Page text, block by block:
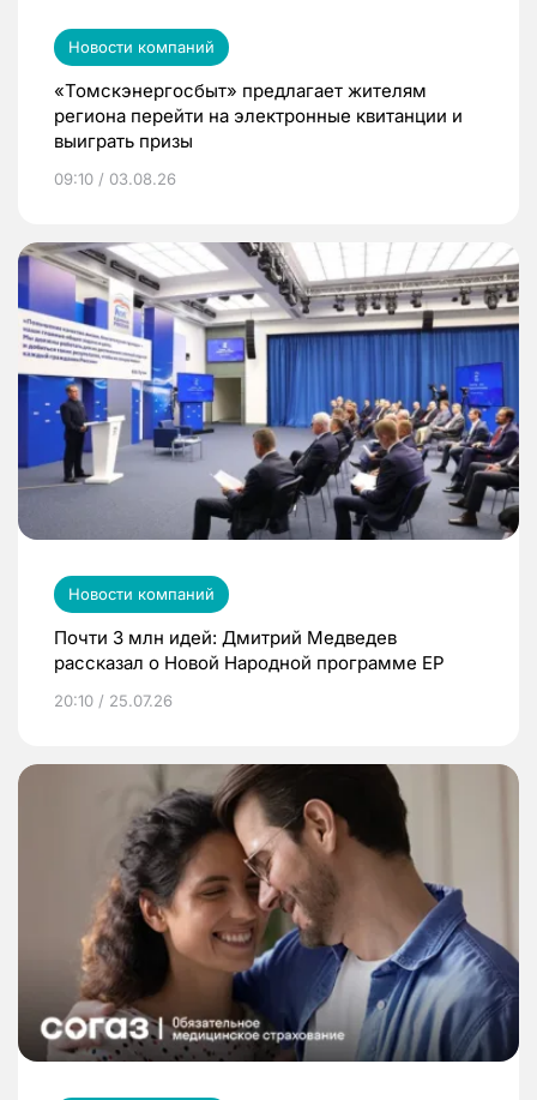
Новости компаний
«Томскэнергосбыт» предлагает жителям
региона перейти на электронные квитанции и
выиграть призы
09:10 / 03.08.26
Новости компаний
Почти 3 млн идей: Дмитрий Медведев
рассказал о Новой Народной программе ЕР
20:10 / 25.07.26